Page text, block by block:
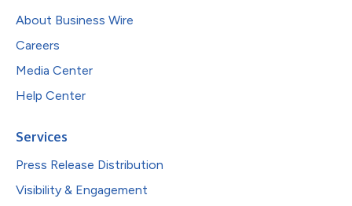
About Business Wire
Careers
Media Center
Help Center
Services
Press Release Distribution
Visibility & Engagement